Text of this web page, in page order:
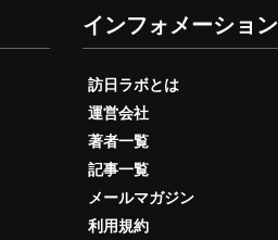
インフォメーション
訪日ラボとは
運営会社
著者一覧
記事一覧
メールマガジン
利用規約